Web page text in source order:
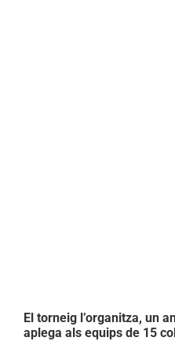
El torneig l’organitza, un
aplega als equips de 15